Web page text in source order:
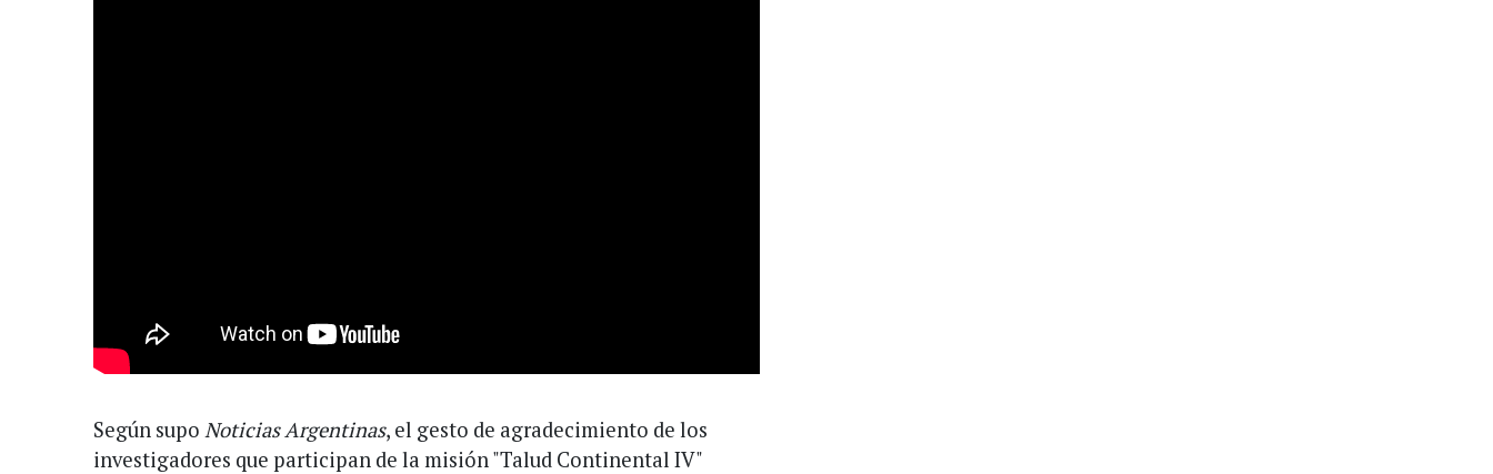
Según supo Noticias Argentinas, el gesto de agradecimiento de los
investigadores que participan de la misión "Talud Continental IV"